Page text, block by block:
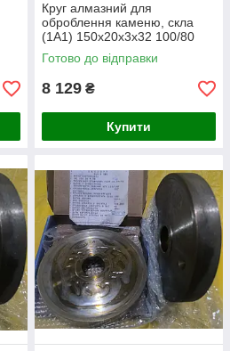
Круг алмазний для
оброблення каменю, скла
(1А1) 150х20х3х32 100/80
АС32 100%
Готово до відправки
8 129 ₴
Купити